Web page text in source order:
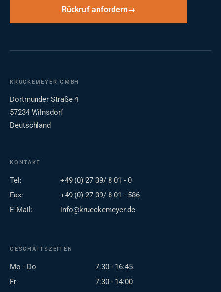
Rückruf anfordern
KRÜCKEMEYER GMBH
Dortmunder Straße 4
57234 Wilnsdorf
Deutschland
KONTAKT
Tel:
+49 (0) 27 39/ 8 01 - 0
Fax:
+49 (0) 27 39/ 8 01 - 586
E-Mail:
info@krueckemeyer.de
GESCHÄFTSZEITEN
Mo - Do
7:30 - 16:45
Fr
7:30 - 14:00